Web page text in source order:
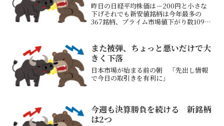
昨日の日経平均株価は－200円と小さな
下げそれでも新安値銘柄は今年最多の
367銘柄、プライム市場値下がり数1091
ンテスト、東京エレクなどTDKやファナ
ック、村田製作...
また被弾、ちょっと悪いだけで大
きく下落
日本市場が始まる前の朝 「先出し情報
で今日の取引きを有利に」
今週も決算勝負を続ける 新銘柄
は2つ